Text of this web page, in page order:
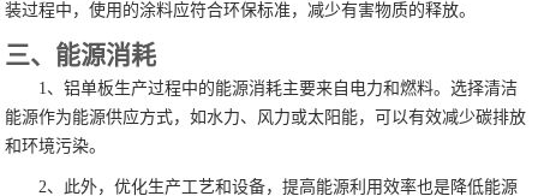
装过程中，使用的涂料应符合环保标准，减少有害物质的释放。
三、能源消耗
1、铝单板生产过程中的能源消耗主要来自电力和燃料。选择清洁
能源作为能源供应方式，如水力、风力或太阳能，可以有效减少碳排放
和环境污染。
2、此外，优化生产工艺和设备，提高能源利用效率也是降低能源